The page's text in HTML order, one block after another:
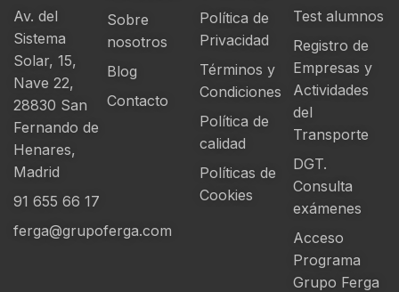
Av. del
Sistema
Solar, 15,
Nave 22,
28830 San
Fernando de
Henares,
Madrid
91 655 66 17
ferga@grupoferga.com
Sobre
nosotros
Blog
Contacto
Política de
Privacidad
Términos y
Condiciones
Política de
calidad
Políticas de
Cookies
Test alumnos
Registro de
Empresas y
Actividades
del
Transporte
DGT.
Consulta
exámenes
Acceso
Programa
Grupo Ferga